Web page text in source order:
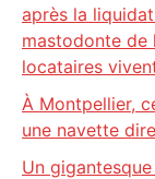
après la
mastodonte de
locataires
À Montpellier,
une navette
Un